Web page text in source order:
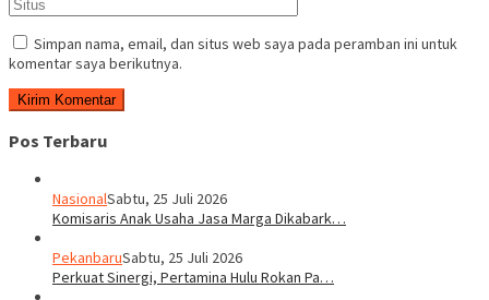
Simpan nama, email, dan situs web saya pada peramban ini untuk
komentar saya berikutnya.
Pos Terbaru
NasionalSabtu, 25 Juli 2026
Komisaris Anak Usaha Jasa Marga Dikabark…
PekanbaruSabtu, 25 Juli 2026
Perkuat Sinergi, Pertamina Hulu Rokan Pa…